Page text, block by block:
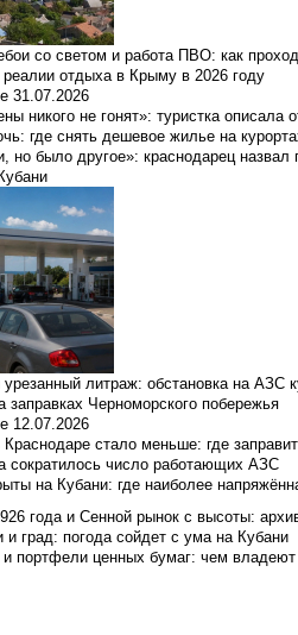
со светом и работа ПВО: как
реалии отдыха в Крыму в 2026 году
31.07.2026
никого не гонят»: туристка описала
где снять дешевое жилье на
но было другое»: краснодарец
литраж: обстановка на АЗС
заправках Черноморского побережья
12.07.2026
стало меньше: где
сократилось число работающих АЗС
на Кубани: где наиболее
года и Сенной рынок с высоты:
град: погода сойдет с ума на Кубани
портфели ценных бумаг: чем владеют